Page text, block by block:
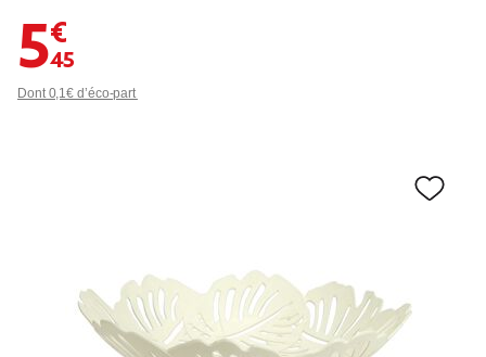
5,45 €
Dont 0,1€ d’éco-part